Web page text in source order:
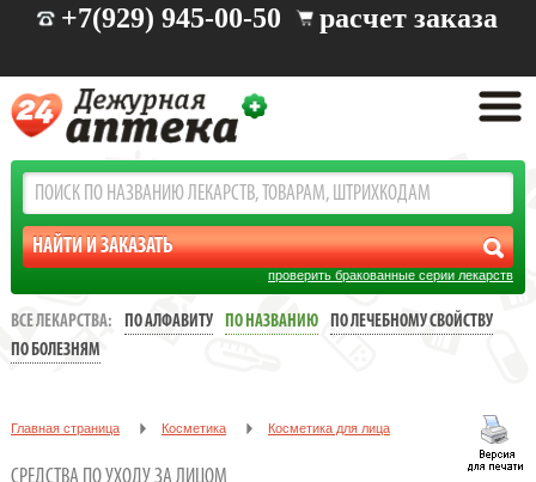
+7(929) 945-00-50 расчет заказа
проверить бракованные серии лекарств
ВСЕ ЛЕКАРСТВА: ПО АЛФАВИТУ ПО НАЗВАНИЮ
ПО ЛЕЧЕБНОМУ СВОЙСТВУ
ПО БОЛЕЗНЯМ
Главная страница Косметика Косметика для лица